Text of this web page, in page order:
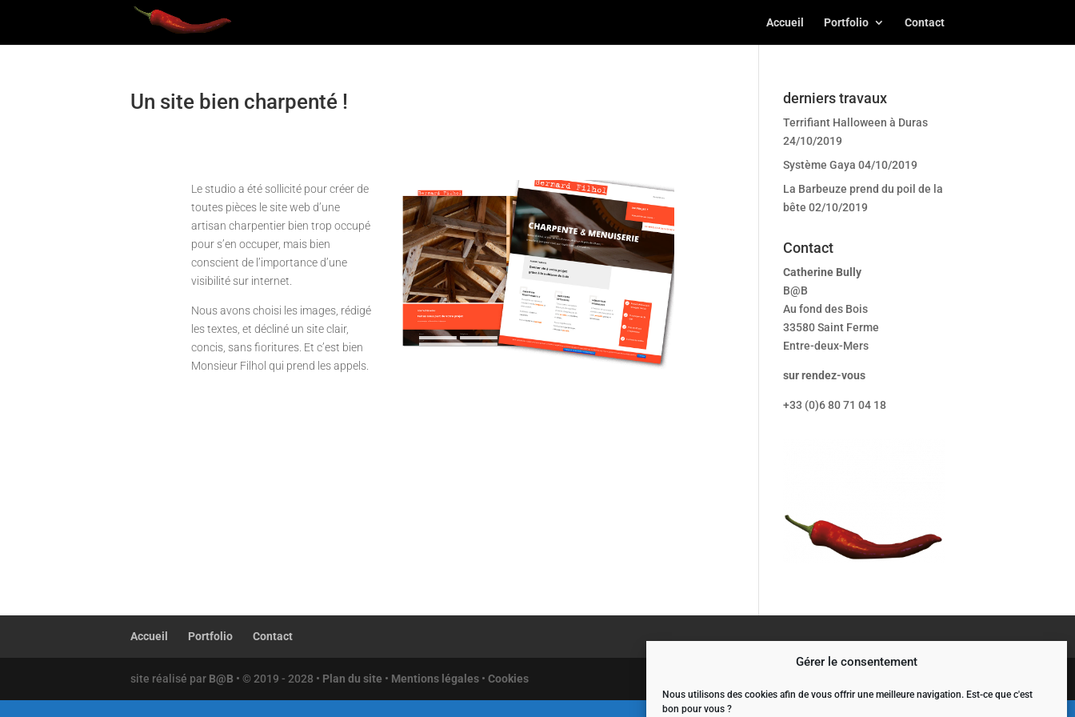
Gérer le consentement
Nous utilisons des cookies afin de vous offrir une meilleure navigation. Est-ce que c'est
bon pour vous ?
Accueil Portfolio Contact
Un site bien charpenté !
Le studio a été sollicité pour créer de
toutes pièces le site web d’une
artisan charpentier bien trop occupé
pour s’en occuper, mais bien
conscient de l’importance d’une
visibilité sur internet.
Nous avons choisi les images, rédigé
les textes, et décliné un site clair,
concis, sans fioritures. Et c’est bien
Monsieur Filhol qui prend les appels.
derniers travaux
Terrifiant Halloween à Duras
24/10/2019
Système Gaya 04/10/2019
La Barbeuze prend du poil de la
bête 02/10/2019
Contact
Catherine Bully
B@B
Au fond des Bois
33580 Saint Ferme
Entre-deux-Mers
sur rendez-vous
+33 (0)6 80 71 04 18
Accueil Portfolio Contact
site réalisé par B@B • © 2019 - 2028 • Plan du site • Mentions légales • Cookies